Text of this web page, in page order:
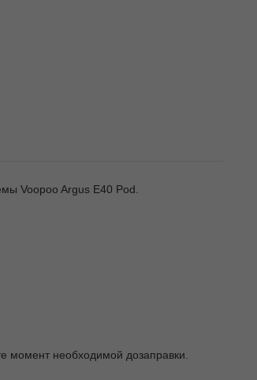
Voopoo Argus E40 Pod.
момент необходимой дозаправки.